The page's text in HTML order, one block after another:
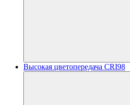
Высокая цветопередача CRI98